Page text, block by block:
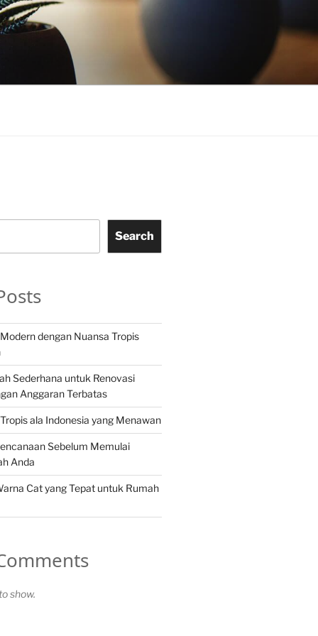
Search
dengan Nuansa Tropis
Sederhana untuk Renovasi
Anggaran Terbatas
ala Indonesia yang Menawan
Sebelum Memulai
Anda
Cat yang Tepat untuk Rumah
show.